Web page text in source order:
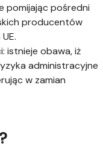
pomijając pośredni
producentów
istnieje obawa, iż
administracyjne
w zamian